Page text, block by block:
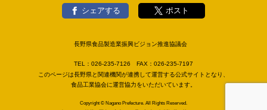
シェアする ポスト
長野県食品製造業振興ビジョン推進協議会
TEL： 026-235-7126 FAX： 026-235-7197
このページは長野県と関連機関が連携して運営する公式サイトとなり、
食品工業協会に運営協力をいただいています。
Copyright © Nagano Prefecture. All Rights Reserved.